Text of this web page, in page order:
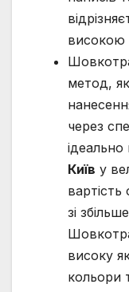
високою
метод,
через
Київ у
зі
високу
кольори